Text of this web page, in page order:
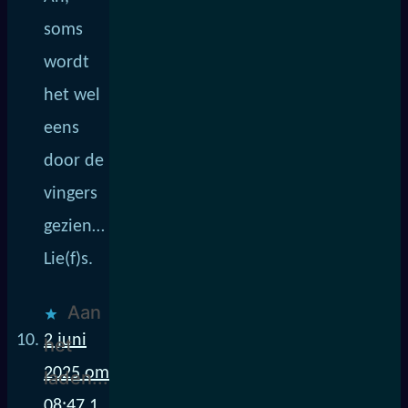
soms
wordt
het wel
eens
door de
vingers
gezien…
Lie(f)s.
Aan
het
laden...
2 juni
2025 om